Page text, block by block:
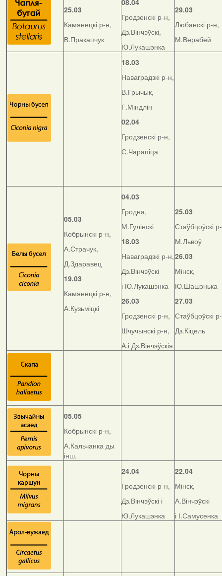
25.03
Камянецкі р-н,
В.Пракапчук
08.04
Гродзенскі р-н,
Дз.Вінчэўскі,
Ю.Лукашэнка
29.03
Любанскі р-н,
М.Верабей
18.03
Наваградзкі р-н,
В.Грычык,
Г.Міндлін
02.04
Гродзенскі р-н,
С.Чарапіца
05.03
Кобрынскі р-н,
А.Страчук,
Д.Здаравец
19.03
Камянецкі р-н,
А.Кузьміцкі
04.03
Гродна,
М.Гулінскі
18.03
Наваградзкі р-н,
Дз.Вінчэўскі
і Ю.Лукашэнка
26.03
Гродзенскі р-н,
Шчучынскі р-н,
А.і Дз.Вінчэўскія
25.03
Стаўбцоўскі
М.Львоў
26.03
Мінск,
Ю.Шашэнька
27.03
Стаўбцоўскі
Дз.Кіцель
05.05
Кобрынскі р-н,
А.Кальчанка ды
інш.
24.04
Гродзенскі р-н,
Дз.Вінчэўскі і
Ю.Лукашэнка
22.04
Мінск,
А.Вінчэўскі
і І.Самусенка